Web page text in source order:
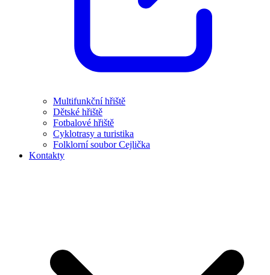
Multifunkční hřiště
Dětské hřiště
Fotbalové hřiště
Cyklotrasy a turistika
Folklorní soubor Cejlička
Kontakty